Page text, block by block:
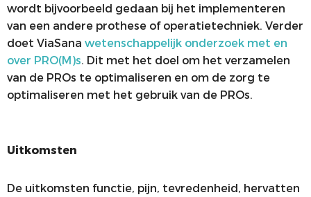
wordt bijvoorbeeld gedaan bij het implementeren
van een andere prothese of operatietechniek. Verder
doet ViaSana wetenschappelijk onderzoek met en
over PRO(M)s. Dit met het doel om het verzamelen
van de PROs te optimaliseren en om de zorg te
optimaliseren met het gebruik van de PROs.
Uitkomsten
De uitkomsten functie, pijn, tevredenheid, hervatten